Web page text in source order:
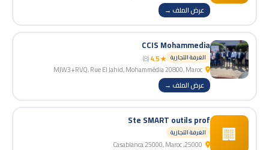
عرض الملف →
CCIS Mohammedia
الغرفة التجارية ★ 4.5
(8)
عرض الملف →
🏢
Ste SMART outils prof
الغرفة التجارية